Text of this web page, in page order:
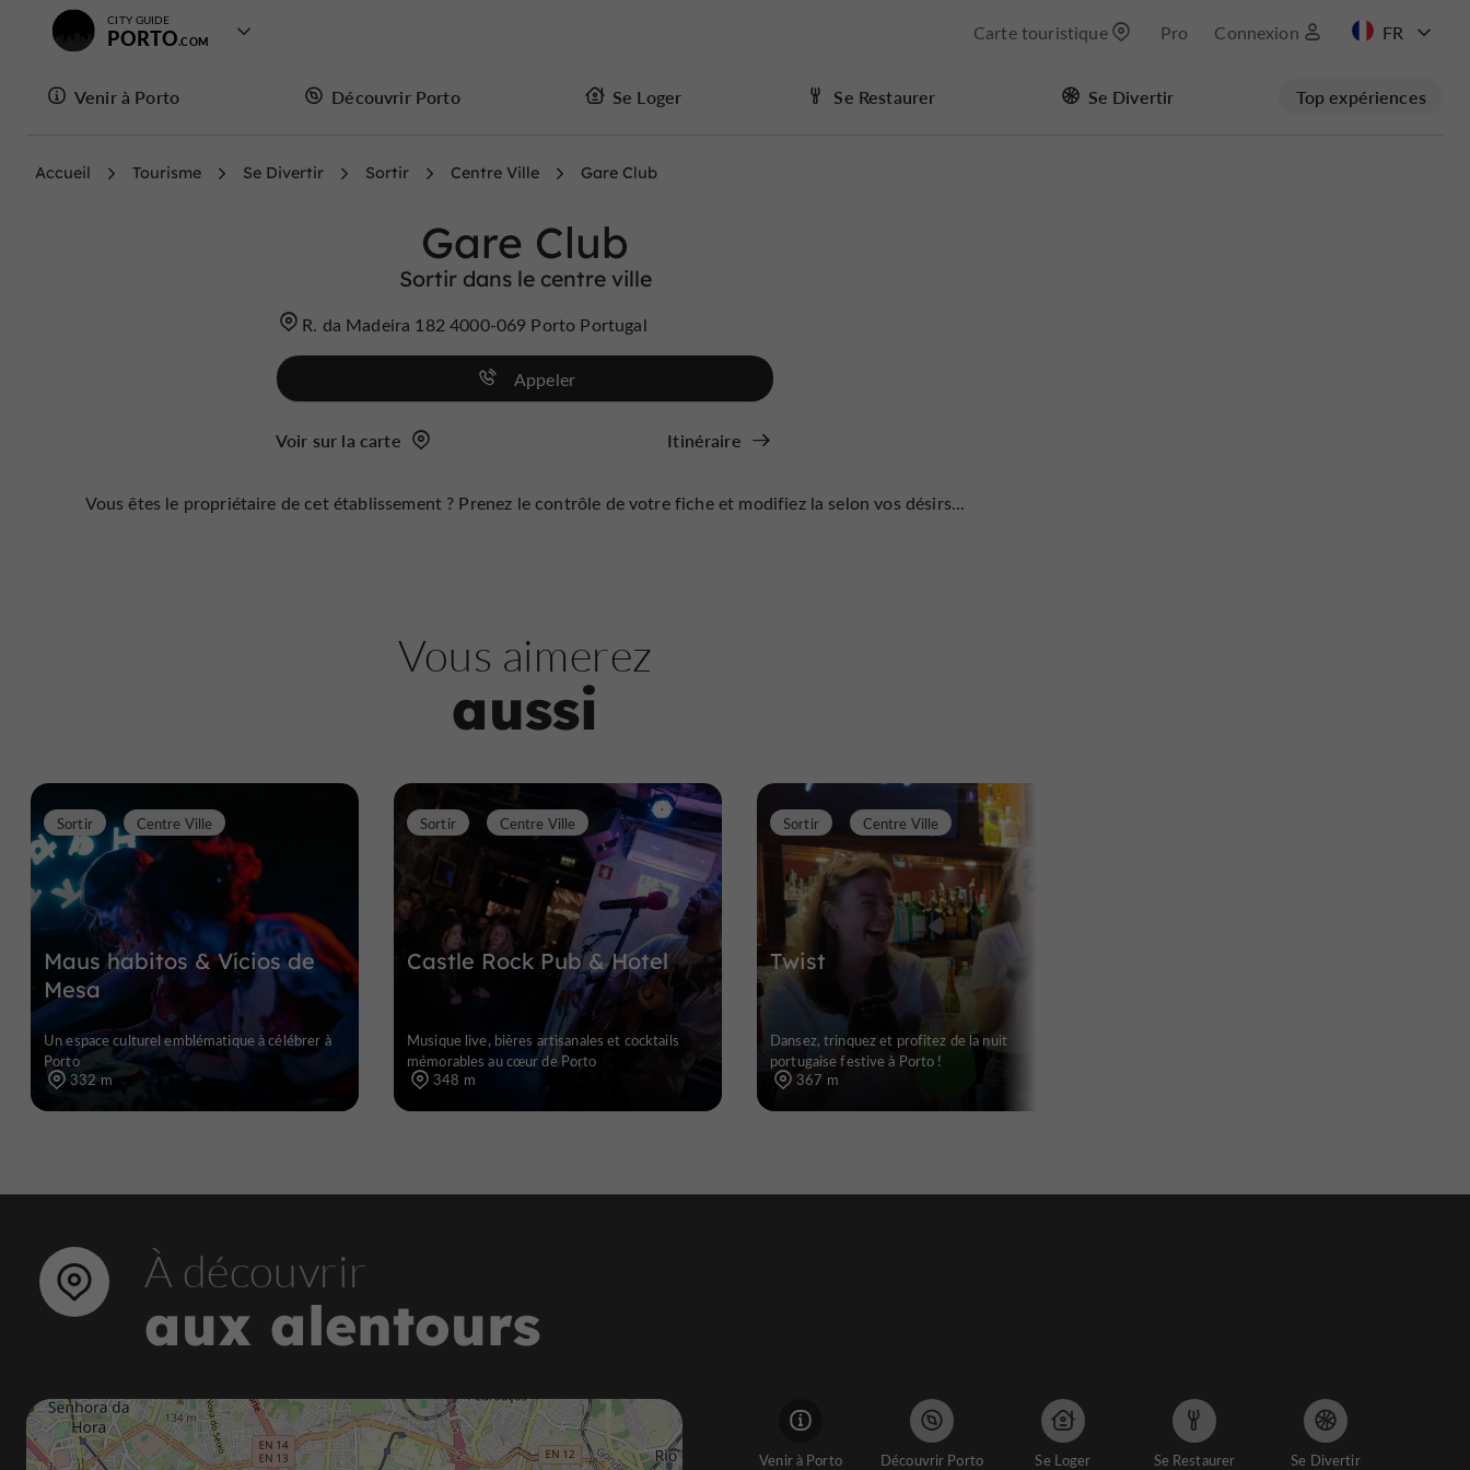
CITY GUIDE
PORTO Carte touristique Pro Connexion
Venir à Porto Découvrir Porto Se Loger Se Restaurer Se Divertir Top expériences
Accueil Tourisme Se Divertir Sortir Centre Ville Gare Club
Gare Club
Sortir dans le centre ville
R. da Madeira 182 4000-069 Porto Portugal
Appeler
Voir sur la carte Itinéraire
Vous êtes le propriétaire de cet établissement ? Prenez le contrôle de votre fiche et modifiez la selon vos désirs...
Vous aimerez
aussi
Maus habitos & Vícios de
Mesa
Sortir Centre Ville
Un espace culturel emblématique à célébrer à
Porto
332 m
Castle Rock Pub & Hotel
Sortir Centre Ville
Musique live, bières artisanales et cocktails
mémorables au cœur de Porto
348 m
Twist
Sortir Centre Ville
Dansez, trinquez et profitez de la nuit
portugaise festive à Porto !
367 m
À découvrir
aux alentours
Venir à Porto Découvrir Porto Se Loger Se Restaurer Se Divertir